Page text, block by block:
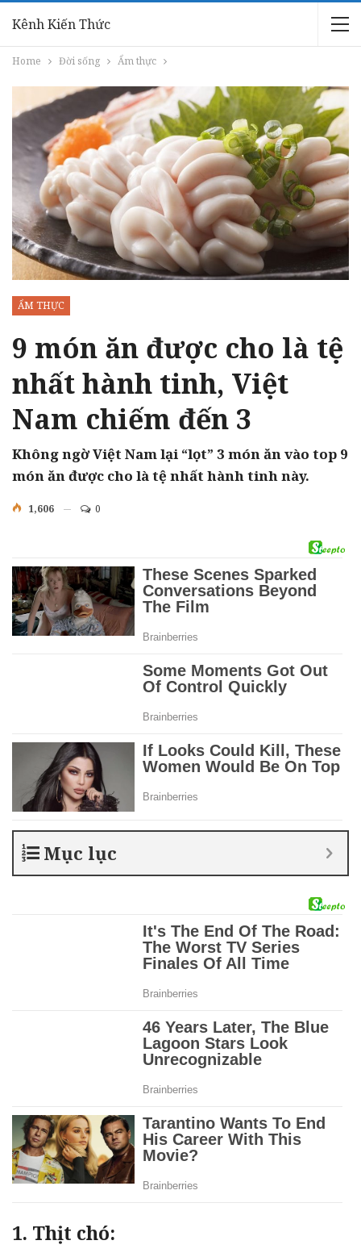
Kênh Kiến Thức
Home Đời sống Ẩm thực
ẨM THỰC
9 món ăn được cho là tệ
nhất hành tinh, Việt
Nam chiếm đến 3
Không ngờ Việt Nam lại “lọt” 3 món ăn vào top 9
món ăn được cho là tệ nhất hành tinh này.
1,606 0
Mục lục
1. Thịt chó: